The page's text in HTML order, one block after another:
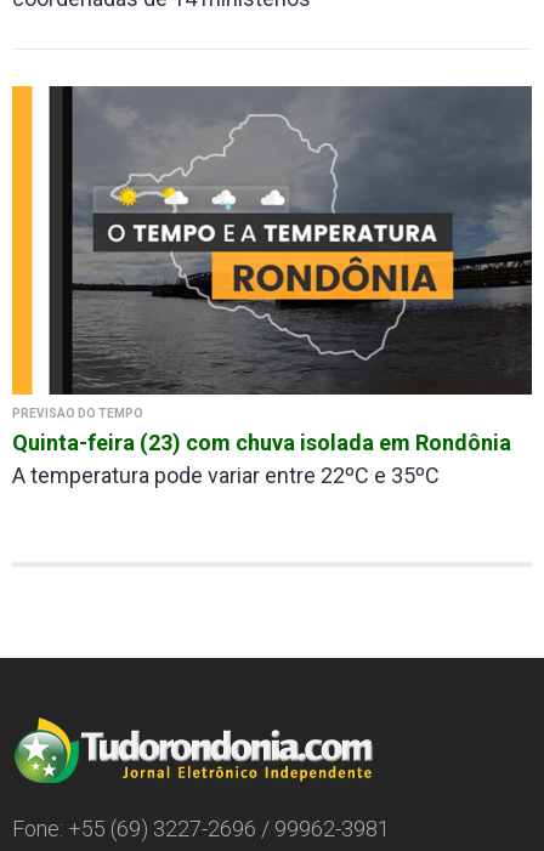
PREVISÃO DO TEMPO
Quinta-feira (23) com chuva isolada em Rondônia
A temperatura pode variar entre 22ºC e 35ºC
Fone: +55 (69) 3227-2696 / 99962-3981